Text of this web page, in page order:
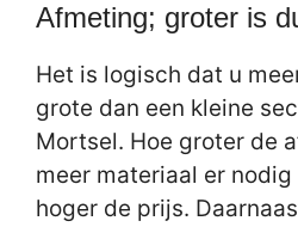
Afmeting; groter is
Het is logisch dat u
grote dan een kleine
Mortsel. Hoe groter de
meer materiaal er nodig
hoger de prijs.